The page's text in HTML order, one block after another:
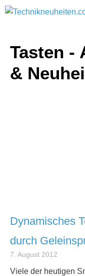
Tasten -
&
Dynamisches
durch
7. August 2012
Viele der heutigen